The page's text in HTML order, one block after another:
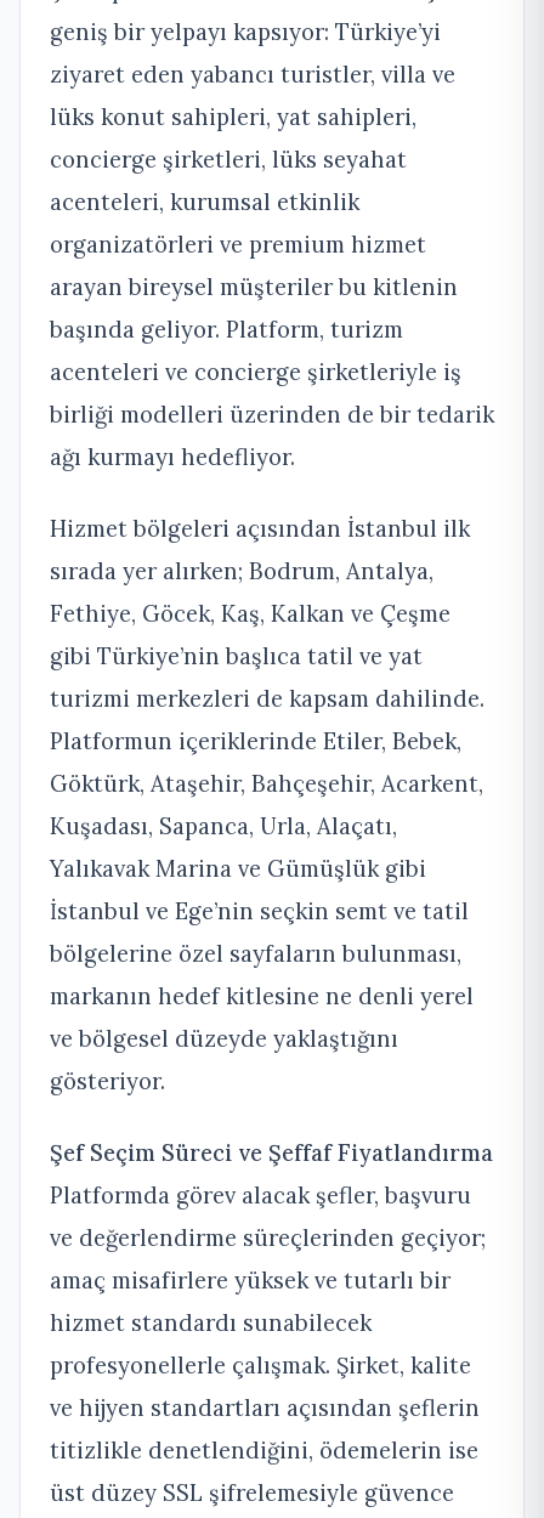
geniş bir yelpayı kapsıyor: Türkiye’yi
ziyaret eden yabancı turistler, villa ve
lüks konut sahipleri, yat sahipleri,
concierge şirketleri, lüks seyahat
acenteleri, kurumsal etkinlik
organizatörleri ve premium hizmet
arayan bireysel müşteriler bu kitlenin
başında geliyor. Platform, turizm
acenteleri ve concierge şirketleriyle iş
birliği modelleri üzerinden de bir tedarik
ağı kurmayı hedefliyor.
Hizmet bölgeleri açısından İstanbul ilk
sırada yer alırken; Bodrum, Antalya,
Fethiye, Göcek, Kaş, Kalkan ve Çeşme
gibi Türkiye’nin başlıca tatil ve yat
turizmi merkezleri de kapsam dahilinde.
Platformun içeriklerinde Etiler, Bebek,
Göktürk, Ataşehir, Bahçeşehir, Acarkent,
Kuşadası, Sapanca, Urla, Alaçatı,
Yalıkavak Marina ve Gümüşlük gibi
İstanbul ve Ege’nin seçkin semt ve tatil
bölgelerine özel sayfaların bulunması,
markanın hedef kitlesine ne denli yerel
ve bölgesel düzeyde yaklaştığını
gösteriyor.
Şef Seçim Süreci ve Şeffaf Fiyatlandırma
Platformda görev alacak şefler, başvuru
ve değerlendirme süreçlerinden geçiyor;
amaç misafirlere yüksek ve tutarlı bir
hizmet standardı sunabilecek
profesyonellerle çalışmak. Şirket, kalite
ve hijyen standartları açısından şeflerin
titizlikle denetlendiğini, ödemelerin ise
üst düzey SSL şifrelemesiyle güvence